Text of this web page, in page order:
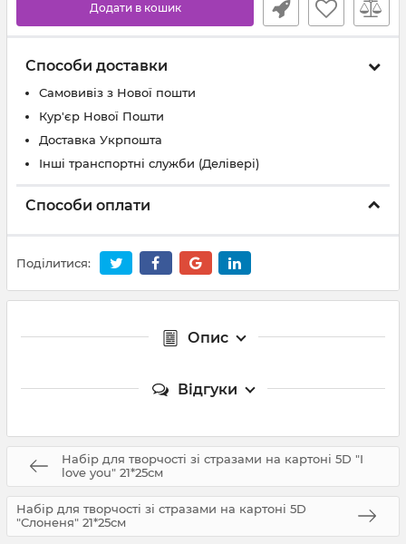
Додати в кошик
Способи доставки
Самовивіз з Нової пошти
Кур'єр Нової Пошти
Доставка Укрпошта
Інші транспортні служби (Делівері)
Способи оплати
Поділитися:
Опис
Відгуки
Набір для творчості зі стразами на картоні 5D "I
love you" 21*25см
Набір для творчості зі стразами на картоні 5D
"Слоненя" 21*25см